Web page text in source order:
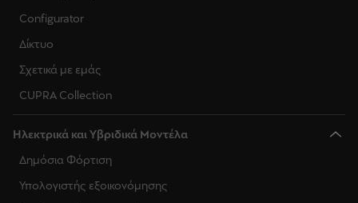
Configurator
Δίκτυο
Σχετικά με εμάς
CUPRA Collection
Ηλεκτρικά και Υβριδικά Μοντέλα
Δημόσια Φόρτιση
Υπολογιστής εξοικονόμησης